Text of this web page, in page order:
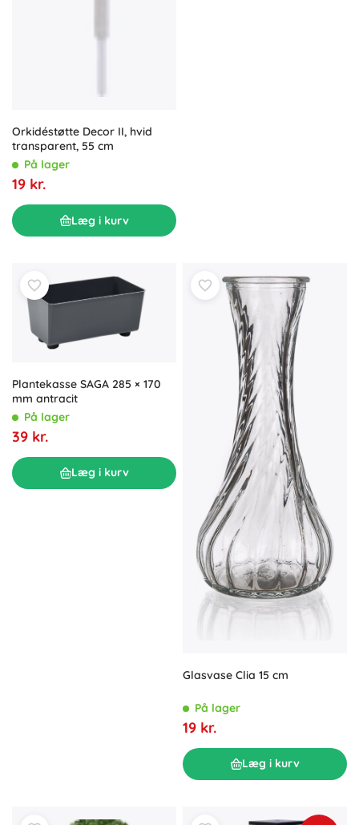
Orkidéstøtte Decor II, hvid
transparent, 55 cm
På lager
19 kr.
Læg i kurv
Plantekasse SAGA 285 × 170
mm antracit
På lager
39 kr.
Læg i kurv
Glasvase Clia 15 cm
På lager
19 kr.
Læg i kurv